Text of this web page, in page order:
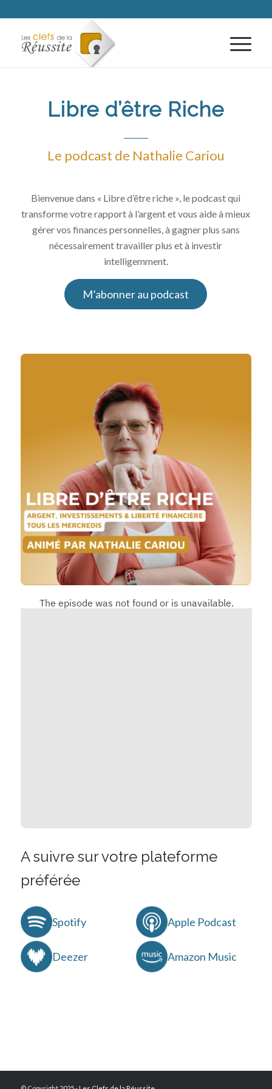
Libre d’être Riche
Le podcast de Nathalie Cariou
Bienvenue dans « Libre d’être riche », le podcast qui
transforme votre rapport à l’argent et vous aide à mieux
gérer vos finances personnelles, à gagner plus sans
nécessairement travailler plus et à investir
intelligemment.
M’abonner au podcast
A suivre sur votre plateforme
préférée
Spotify Apple Podcast
Deezer Amazon Music